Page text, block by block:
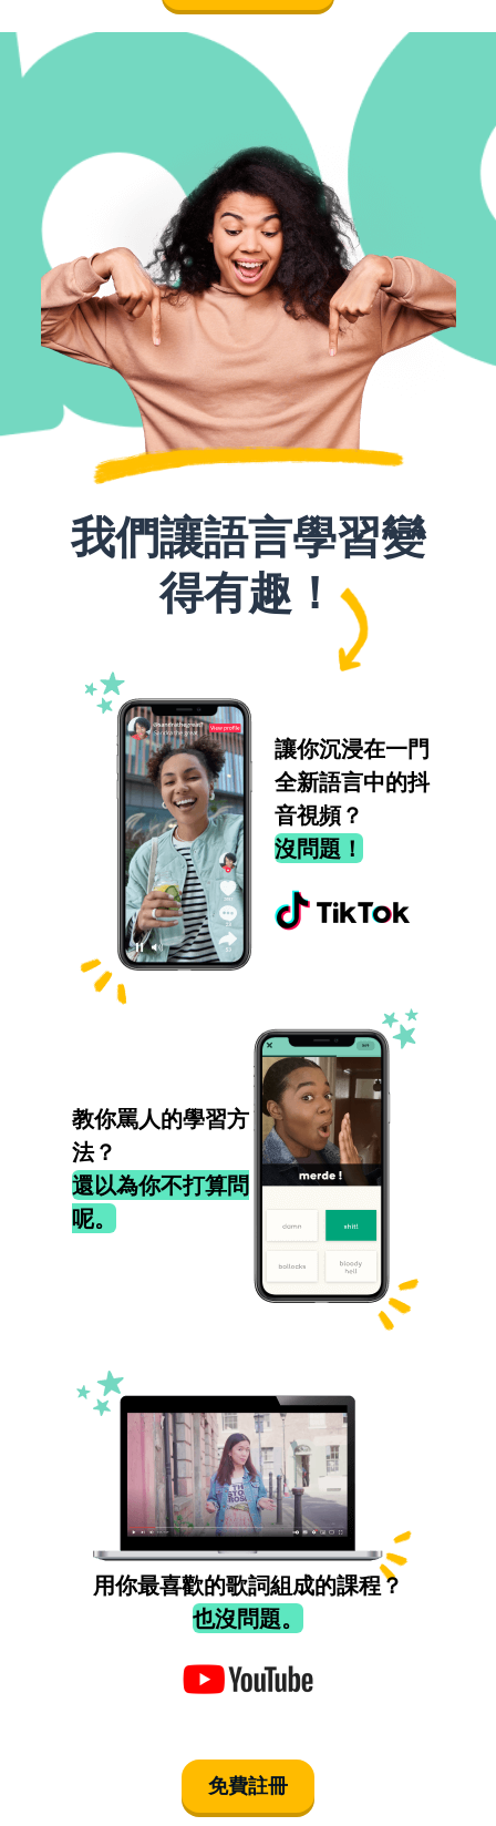
我們讓語言學習變
得有趣！
讓你沉浸在一門
全新語言中的抖
音視頻？
沒問題！
教你罵人的學習方
法？
還以為你不打算問
呢。
用你最喜歡的歌詞組成的課程？
也沒問題。
免費註冊